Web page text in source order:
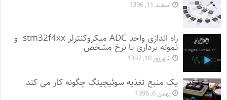
اسفند 11, 1396
راه اندازی واحد ADC میکروکنترلر stm32f4xx و
نمونه برداری با نرخ مشخص
شهریور 10, 1397
یک منبع تغذیه سوئیچینگ چگونه کار می کند
بهمن 6, 1396